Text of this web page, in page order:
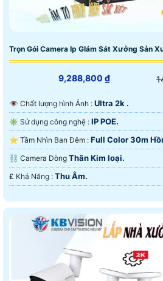
Trọn Gói Camera Ip GIám Sát Xưởng Sản
9,288,800 ₫
👁 Chất lượng hình Ảnh : Ultra 2k .
✳️ Sử dụng công nghệ : IP POE.
⭐ Tầm Nhìn Ban Đêm : Full Color 30m
⛓ Camera Dòng Thân Kim loại.
️₤ Khả Năng : Thu Âm.